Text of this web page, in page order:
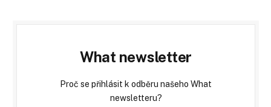
What newsletter
Proč se přihlásit k odběru našeho What
newsletteru?